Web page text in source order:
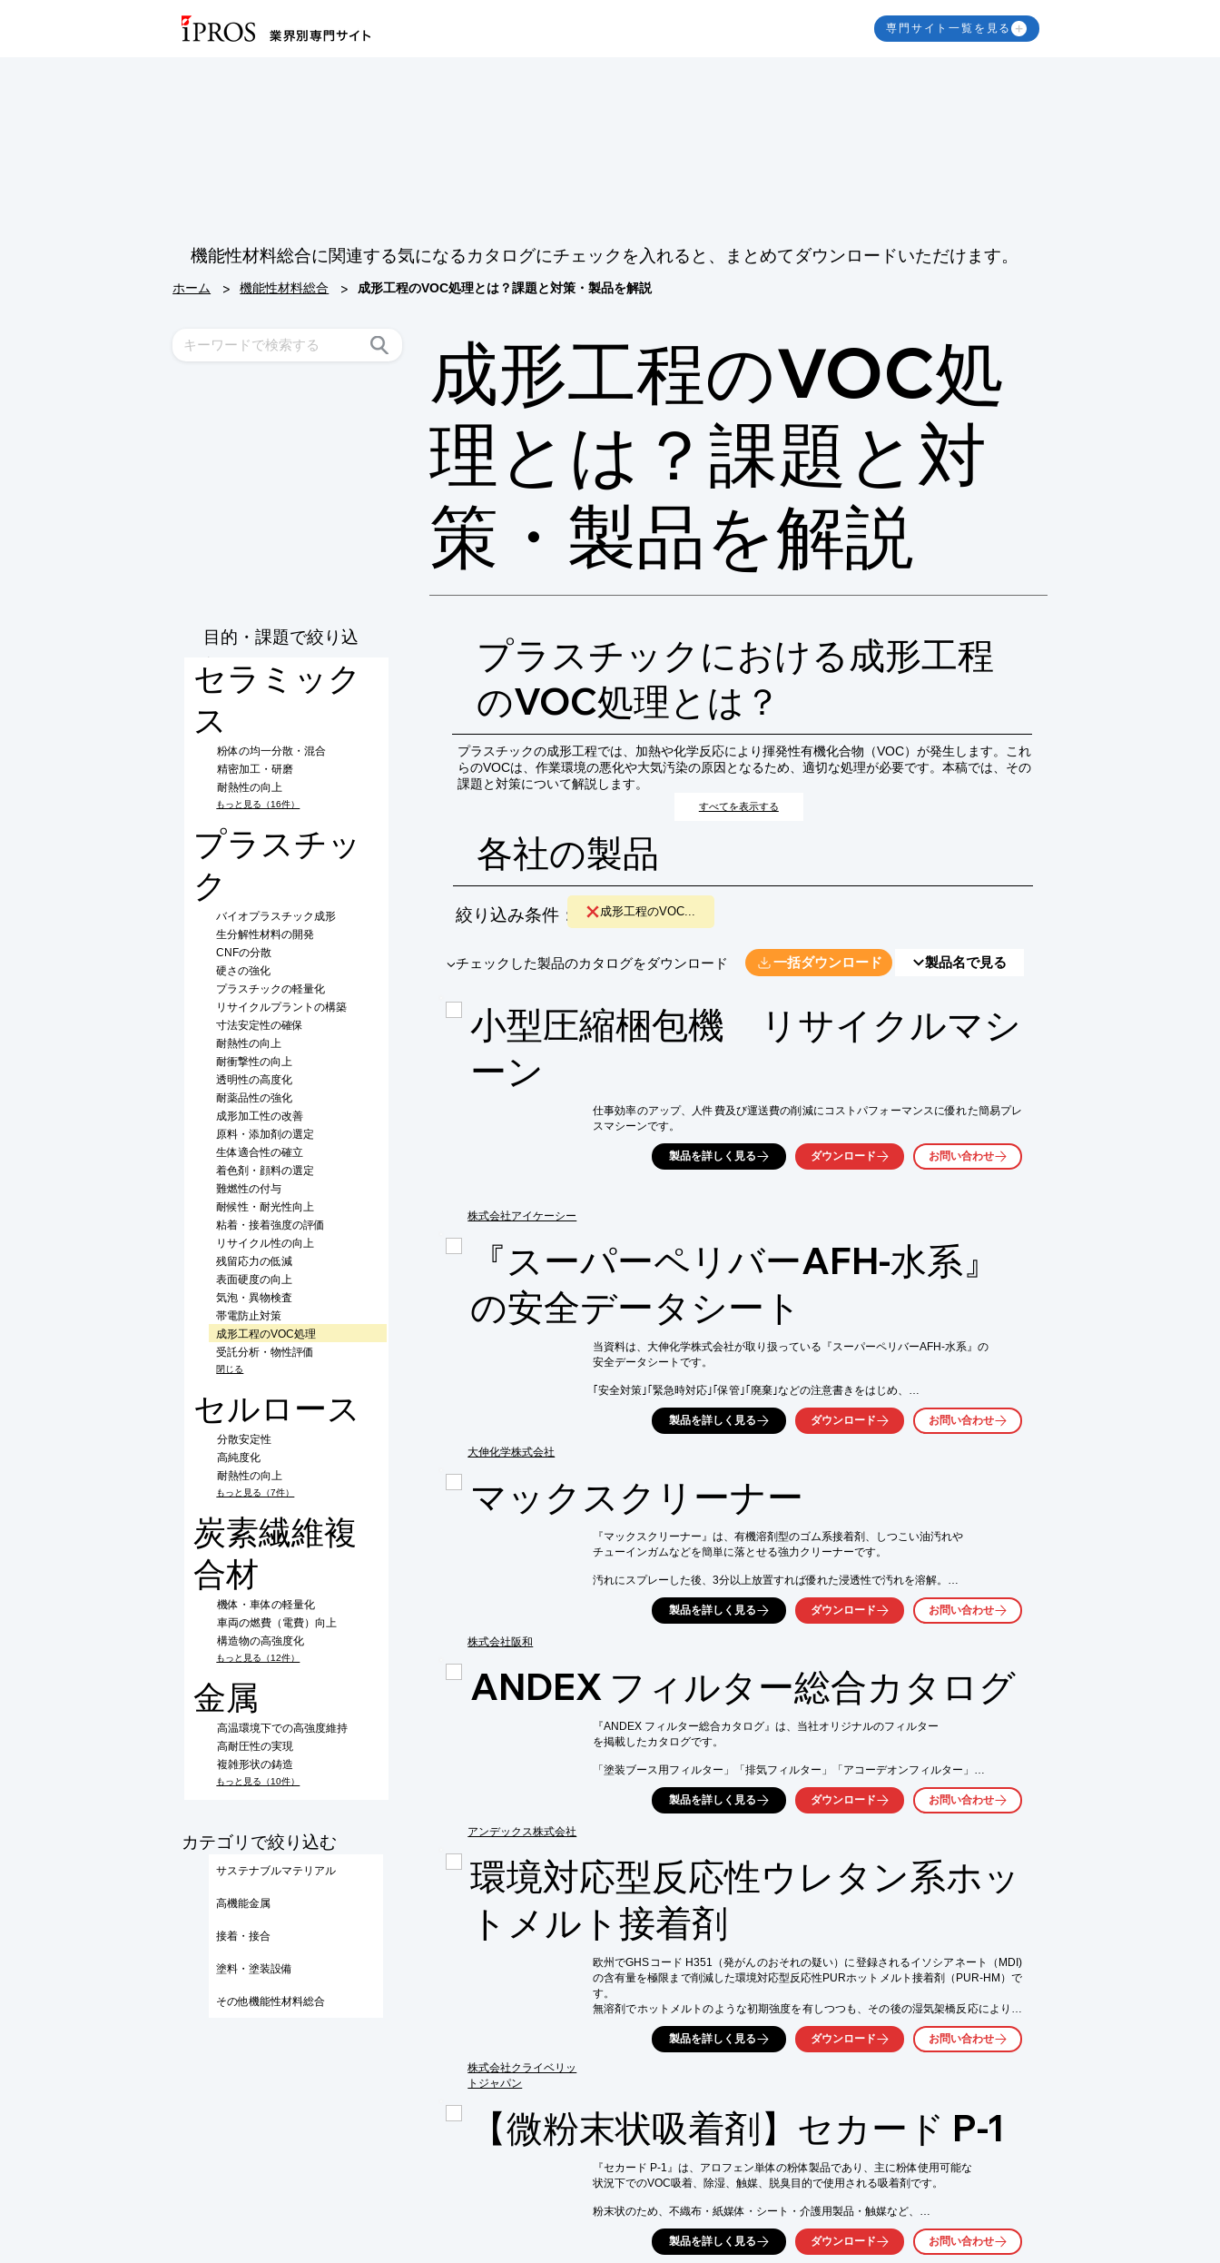
専門サイト一覧を見る
機能性材料総合に関連する気になるカタログにチェックを入れると、まとめてダウンロードいただけます。
ホーム > 機能性材料総合 > 成形工程のVOC処理とは？課題と対策・製品を解説
成形工程のVOC処
理とは？課題と対
策・製品を解説
目的・課題で絞り込
む
セラミック
ス
粉体の均一分散・混合
精密加工・研磨
耐熱性の向上
もっと見る（16件）
プラスチッ
ク
バイオプラスチック成形
生分解性材料の開発
CNFの分散
硬さの強化
プラスチックの軽量化
リサイクルプラントの構築
寸法安定性の確保
耐熱性の向上
耐衝撃性の向上
透明性の高度化
耐薬品性の強化
成形加工性の改善
原料・添加剤の選定
生体適合性の確立
着色剤・顔料の選定
難燃性の付与
耐候性・耐光性向上
粘着・接着強度の評価
リサイクル性の向上
残留応力の低減
表面硬度の向上
気泡・異物検査
帯電防止対策
成形工程のVOC処理
受託分析・物性評価
閉じる
セルロース
分散安定性
高純度化
耐熱性の向上
もっと見る（7件）
炭素繊維複
合材
機体・車体の軽量化
車両の燃費（電費）向上
構造物の高強度化
もっと見る（12件）
金属
高温環境下での高強度維持
高耐圧性の実現
複雑形状の鋳造
もっと見る（10件）
​カテゴリで絞り込む
サステナブルマテリアル
高機能金属
接着・接合
塗料・塗装設備
その他機能性材料総合
プラスチックにおける成形工程
のVOC処理とは？
プラスチックの成形工程では、加熱や化学反応により揮発性有機化合物（VOC）が発生します。これ
らのVOCは、作業環境の悪化や大気汚染の原因となるため、適切な処理が必要です。本稿では、その
課題と対策について解説します。
すべてを表示する
各社の製品
絞り込み条件： 成形工程のVOC...
​▼チェックした製品のカタログをダウンロード 一括ダウンロード 製品名で見る
小型圧縮梱包機 リサイクルマシ
ーン
株式会社アイケーシー
仕事効率のアップ、人件費及び運送費の削減にコストパフォーマンスに優れた簡易プレ
スマシーンです。
製品を詳しく見る ダウンロード お問い合わせ
『スーパーペリバーAFH-水系』
の安全データシート
大伸化学株式会社
当資料は、大伸化学株式会社が取り扱っている『スーパーペリバーAFH-水系』の
安全データシートです。
｢安全対策｣｢緊急時対応｣｢保管｣｢廃棄｣などの注意書きをはじめ、
廃棄上の注意や輸送上の注意まで、詳しく掲載しています。
【掲載内容】
■3.組成及び成分情報
■4.応急措置
■5.火災時の措置　など
※詳しくはPDF資料をご覧いただくか、お気軽にお問い合わせ下さい。
製品を詳しく見る ダウンロード お問い合わせ
マックスクリーナー
株式会社阪和
『マックスクリーナー』は、有機溶剤型のゴム系接着剤、しつこい油汚れや
チューインガムなどを簡単に落とせる強力クリーナーです。
汚れにスプレーした後、3分以上放置すれば優れた浸透性で汚れを溶解。
ひどい汚れの場合は、柔らかくなった汚れをヘラなどでとる作業を
繰り返せば、見違えるほど綺麗になります。
【特長】
■天然柑橘油が主成分
■石油系溶剤不使用
■ガム・のり・油取りに抜群の効果
※詳しくはPDFをダウンロードして頂くか、お気軽にお問合せください。
製品を詳しく見る ダウンロード お問い合わせ
ANDEX フィルター総合カタログ
アンデックス株式会社
『ANDEX フィルター総合カタログ』は、当社オリジナルのフィルター
を掲載したカタログです。
「塗装ブース用フィルター」「排気フィルター」「アコーデオンフィルター」
等をラインアップ。
用途に合わせた様々なフィルターを取り揃えています。
【掲載内容】
■FILTER FOR SPRAY BOOTH
■VILEDON フィレドン
■PANELON パネロン
■Other その他
※詳しくはPDF資料をご覧いただくか、お気軽にお問い合わせ下さい。
製品を詳しく見る ダウンロード お問い合わせ
環境対応型反応性ウレタン系ホッ
トメルト接着剤
株式会社クライベリッ
トジャパン
欧州でGHSコード H351（発がんのおそれの疑い）に登録されるイソシアネート（MDI)
の含有量を極限まで削減した環境対応型反応性PURホットメルト接着剤（PUR-HM）で
す。
無溶剤でホットメルトのような初期強度を有しつつも、その後の湿気架橋反応により強
固に硬化して接着するPUR-HMは、その高い生産性で優れたメリットを持ち、且つ作業
者及び環境負荷に配慮した環境配慮型の高機能接着剤です。
製品を詳しく見る ダウンロード お問い合わせ
【微粉末状吸着剤】セカード P-1
『セカード P-1』は、アロフェン単体の粉体製品であり、主に粉体使用可能な
状況下でのVOC吸着、除湿、触媒、脱臭目的で使用される吸着剤です。
粉末状のため、不織布・紙媒体・シート・介護用製品・触媒など、
様々な形態の製品に混成することができます。
ご要望の際はお気軽にお問い合わせください。
製品を詳しく見る ダウンロード お問い合わせ